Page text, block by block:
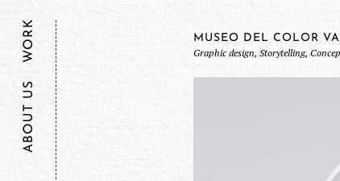
ABOUT US
WORK
MUSEO DEL COLOR
Graphic design, Storytelling,